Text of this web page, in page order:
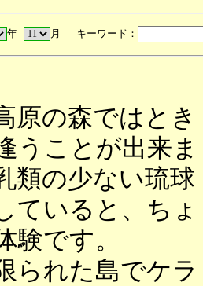
年 月 キーワード：
原の森ではとき
うことが出来ま
類の少ない琉球
ていると、ちょ
験です。
られた島でケラ